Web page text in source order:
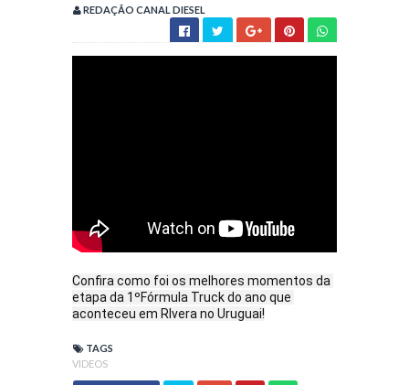
REDAÇÃO CANAL DIESEL
Confira como foi os melhores momentos da
etapa da 1ºFórmula Truck do ano que
aconteceu em RIvera no Uruguai!
TAGS
VIDEOS